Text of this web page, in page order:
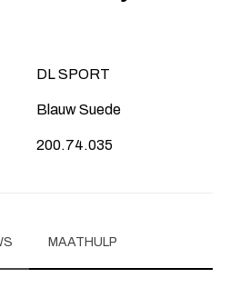
DL SPORT
Blauw Suede
200.74.035
MAATHULP